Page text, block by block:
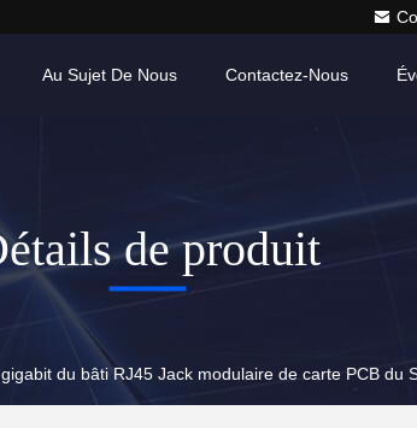
Au Sujet De Nous Contactez-Nous
de produit
du bâti RJ45 Jack modulaire de carte PCB du